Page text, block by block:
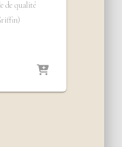
de qualité